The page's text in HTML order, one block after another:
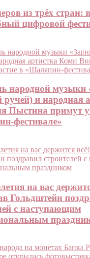
из трёх стран:
цифровой
народной музыки
ручей) и народная
Пыстина примут
фестивале»
на вас
Гольдштейн
с наступающим